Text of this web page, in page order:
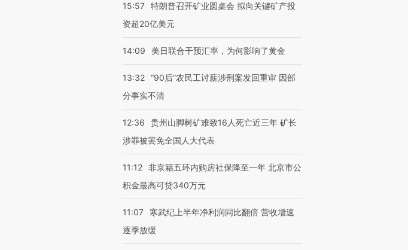
15:57 特朗普召开矿业圆桌会 拟向关键矿产投
资超20亿美元
14:09 美日联合干预汇率，为何影响了黄金
13:32 “90后”农民工讨薪涉刑案发回重审 因部
分事实不清
12:36
贵州山脚树矿难致16人死亡近三年 矿长
涉罪被罢免全国人大代表
11:12 非京籍五环内购房社保降至一年 北京市公
积金最高可贷340万元
11:07
寒武纪上半年净利润同比翻倍 营收增速
逐季放缓